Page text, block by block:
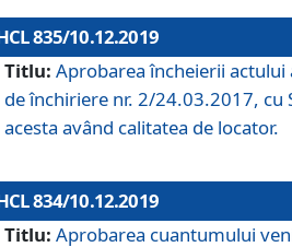
835/10.12.2019
Titlu: Aprobarea încheierii
de închiriere nr. 2/24.03.2017, cu
acesta având calitatea de locator.
834/10.12.2019
Titlu: Aprobarea cuantumului